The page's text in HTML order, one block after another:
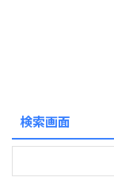
ていたのです。 前
断片的に持つ月千
ます。 互いに未来を
という思いを抱え
る２人の姿が描か
検索画面